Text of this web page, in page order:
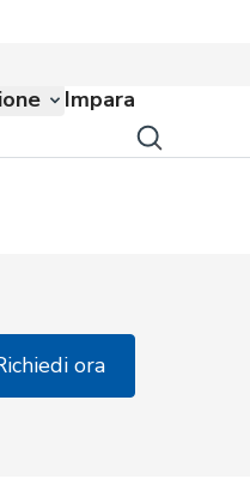
Impara
ora